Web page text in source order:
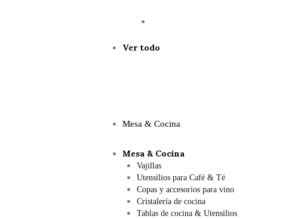
Ver todo
Mesa & Cocina
Mesa & Cocina
Vajillas
Utensilios para Café & Té
Copas y accesorios para vino
Cristalería de cocina
Tablas de cocina & Utensilios